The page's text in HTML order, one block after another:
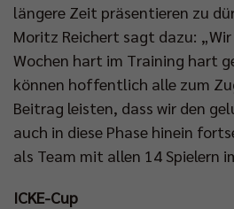
längere Zeit präsentieren zu
Moritz Reichert sagt dazu:
Wochen hart im Training hart
können hoffentlich alle zum
Beitrag leisten, dass wir den
auch in diese Phase hinein
als Team mit allen 14 Spielern
ICKE-Cup